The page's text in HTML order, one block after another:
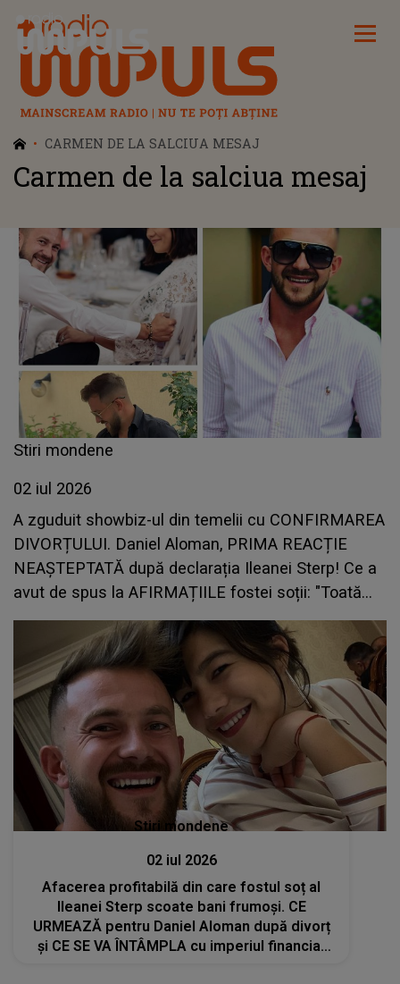
Radio Impuls
CARMEN DE LA SALCIUA MESAJ
Carmen de la salciua mesaj
Stiri mondene
02 iul 2026
A zguduit showbiz-ul din temelii cu CONFIRMAREA
DIVORȚULUI. Daniel Aloman, PRIMA REACȚIE
NEAȘTEPTATĂ după declarația Ileanei Sterp! Ce a
avut de spus la AFIRMAȚIILE fostei soții: "Toată
lumea..."
Stiri mondene
02 iul 2026
Afacerea profitabilă din care fostul soț al
Ileanei Sterp scoate bani frumoși. CE
URMEAZĂ pentru Daniel Aloman după divorț
și CE SE VA ÎNTÂMPLA cu imperiul financiar